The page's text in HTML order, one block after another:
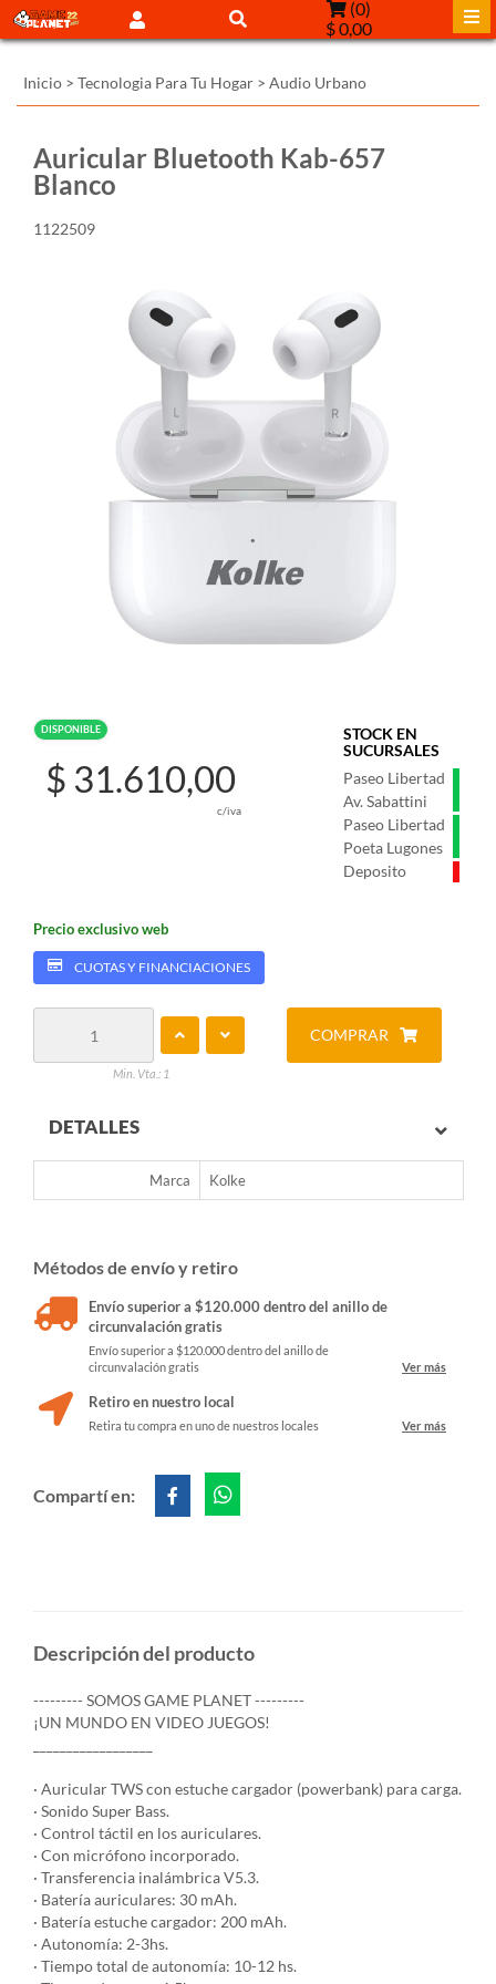
(0)
$ 0,00
Inicio > Tecnologia Para Tu Hogar > Audio Urbano
Auricular Bluetooth Kab-657
Blanco
1122509
DISPONIBLE
STOCK EN
SUCURSALES
Paseo Libertad
Av. Sabattini
Paseo Libertad
Poeta Lugones
Deposito
$ 31.610,00
c/iva
Precio exclusivo web
CUOTAS Y FINANCIACIONES
Min. Vta.: 1
COMPRAR
DETALLES
Marca Kolke
Métodos de envío y retiro
Envío superior a $120.000 dentro del anillo de
circunvalación gratis
Envío superior a $120.000 dentro del anillo de
circunvalación gratis
Ver más
Retiro en nuestro local
Retira tu compra en uno de nuestros locales Ver más
Compartí en:
Descripción del producto
--------- SOMOS GAME PLANET ---------
¡UN MUNDO EN VIDEO JUEGOS!
· Auricular TWS con estuche cargador (powerbank) para carga.
· Sonido Super Bass.
· Control táctil en los auriculares.
· Con micrófono incorporado.
· Transferencia inalámbrica V5.3.
· Batería auriculares: 30 mAh.
· Batería estuche cargador: 200 mAh.
· Autonomía: 2-3hs.
· Tiempo total de autonomía: 10-12 hs.